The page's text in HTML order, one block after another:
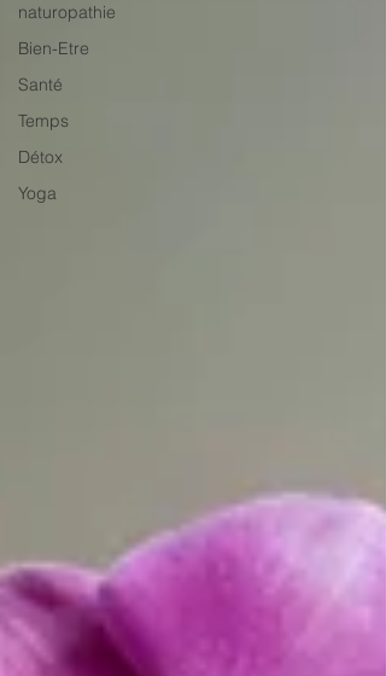
naturopathie
Bien-Etre
Santé
Temps
Détox
Yoga